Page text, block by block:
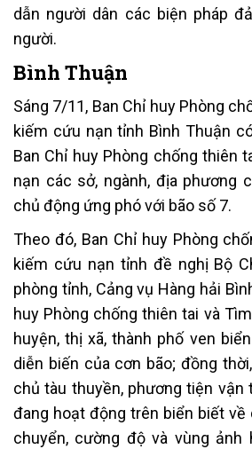
dẫn người dân các biện pháp
người.
Bình Thuận
Sáng 7/11, Ban Chỉ huy Phòng
kiếm cứu nạn tỉnh Bình Thuận
Ban Chỉ huy Phòng chống thiên
nạn các sở, ngành, địa phương
chủ động ứng phó với bão số 7.
Theo đó, Ban Chỉ huy Phòng
kiếm cứu nạn tỉnh đề nghị Bộ
phòng tỉnh, Cảng vụ Hàng hải
huy Phòng chống thiên tai và
huyện, thị xã, thành phố ven
diễn biến của cơn bão; đồng
chủ tàu thuyền, phương tiện vận
đang hoạt động trên biển biết về
chuyển, cường độ và vùng ảnh